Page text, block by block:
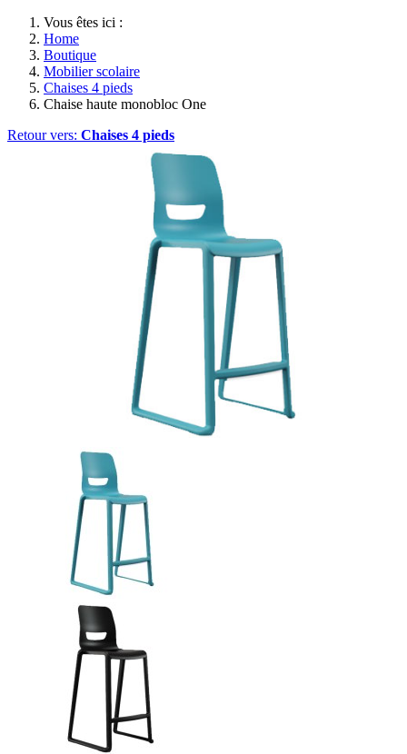
Vous êtes ici :
Home
Boutique
Mobilier scolaire
Chaises 4 pieds
Chaise haute monobloc One
Retour vers: Chaises 4 pieds